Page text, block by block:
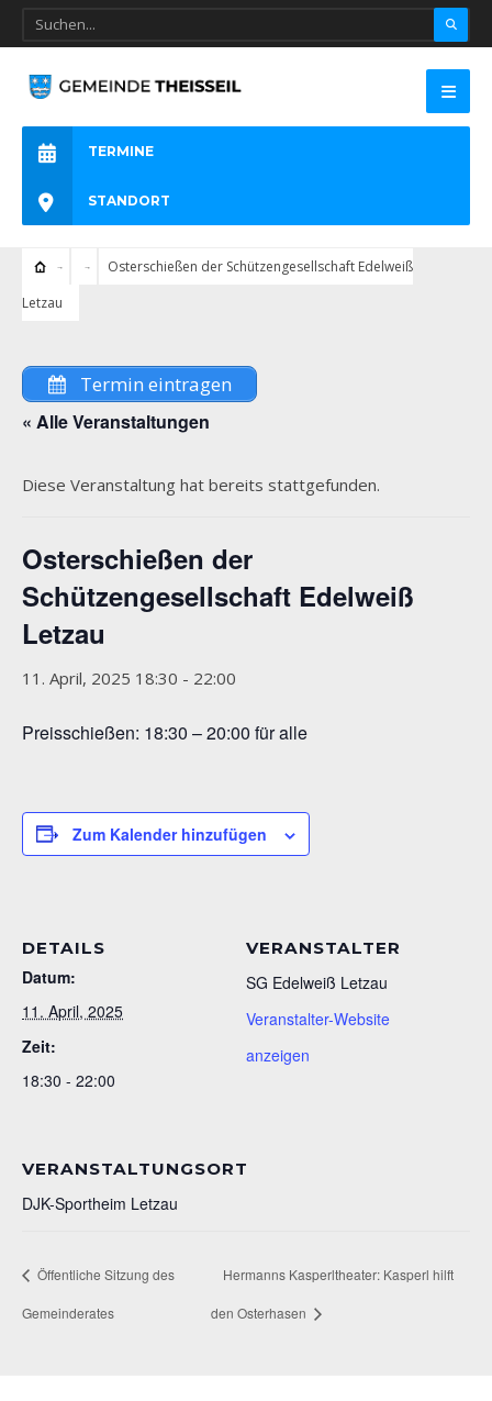
TERMINE
STANDORT
Osterschießen der Schützengesellschaft Edelweiß
Letzau
Termin eintragen
« Alle Veranstaltungen
Diese Veranstaltung hat bereits stattgefunden.
Osterschießen der
Schützengesellschaft Edelweiß
Letzau
11. April, 2025 18:30 - 22:00
Preisschießen: 18:30 – 20:00 für alle
Zum Kalender hinzufügen
DETAILS
Datum:
11. April, 2025
Zeit:
18:30 - 22:00
VERANSTALTER
SG Edelweiß Letzau
Veranstalter-Website
anzeigen
VERANSTALTUNGSORT
DJK-Sportheim Letzau
Öffentliche Sitzung des
Gemeinderates
Hermanns Kasperltheater: Kasperl hilft
den Osterhasen